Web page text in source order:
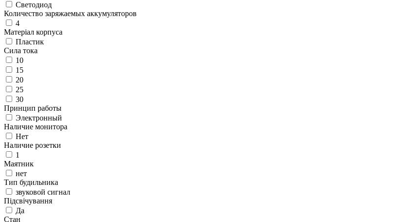
Светодиод
Количество заряжаемых аккумуляторов
4
Матеріал корпуса
Пластик
Сила тока
10
15
20
25
30
Принцип работы
Электронный
Наличие монитора
Нет
Наличие розетки
1
Маятник
нет
Тип будильника
звуковой сигнал
Підсвічування
Да
Стан